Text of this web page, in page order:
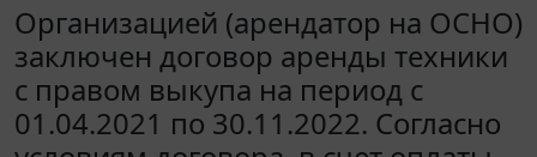
Организацией (арендатор на ОСНО)
заключен договор аренды техники
с правом выкупа на период с
01.04.2021 по 30.11.2022. Согласно